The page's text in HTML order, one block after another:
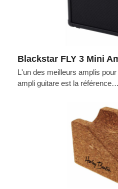
Blackstar FLY 3 Mini
L'un des meilleurs amplis
ampli guitare est la référence…